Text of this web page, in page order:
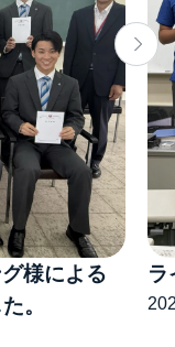
様による
。
ラ